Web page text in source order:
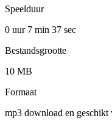
Speelduur
0 uur 7 min 37 sec
Bestandsgrootte
10 MB
Formaat
mp3 download en